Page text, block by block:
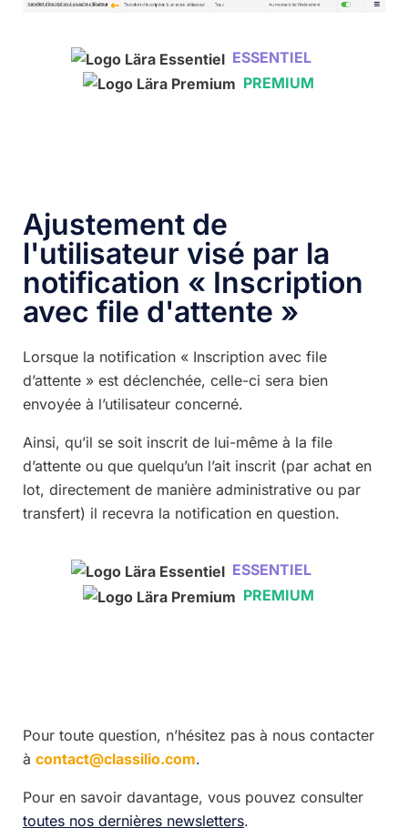
ESSENTIEL
PREMIUM
Ajustement de
l'utilisateur visé par la
notification « Inscription
avec file d'attente »
Lorsque la notification « Inscription avec file
d’attente » est déclenchée, celle-ci sera bien
envoyée à l’utilisateur concerné.
Ainsi, qu’il se soit inscrit de lui-même à la file
d’attente ou que quelqu’un l’ait inscrit (par achat en
lot, directement de manière administrative ou par
transfert) il recevra la notification en question.
ESSENTIEL
PREMIUM
Pour toute question, n’hésitez pas à nous contacter
à contact@classilio.com.
Pour en savoir davantage, vous pouvez consulter
toutes nos dernières newsletters.